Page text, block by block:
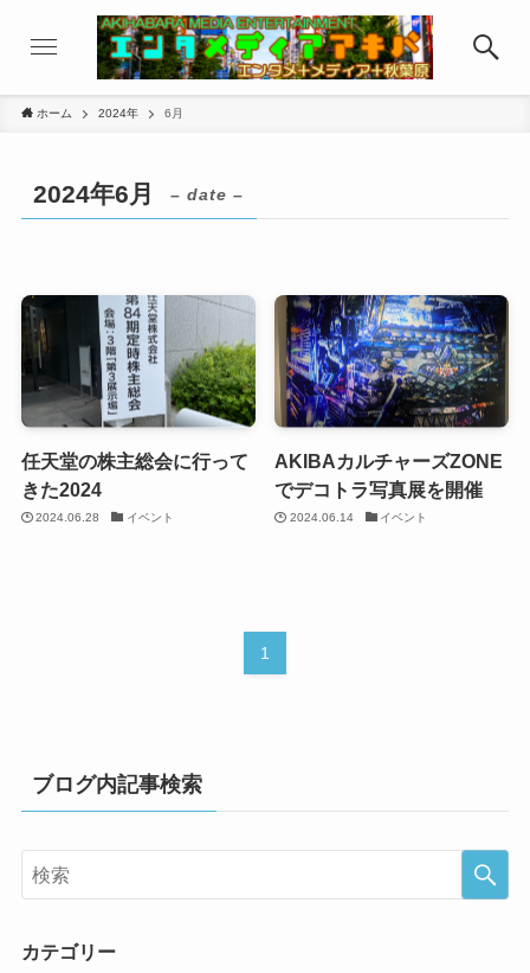
ホーム 2024年 6月
2024年6月 – date –
任天堂の株主総会に行って
きた2024
2024.06.28 イベント
AKIBAカルチャーズZONE
でデコトラ写真展を開催
2024.06.14 イベント
1
ブログ内記事検索
カテゴリー